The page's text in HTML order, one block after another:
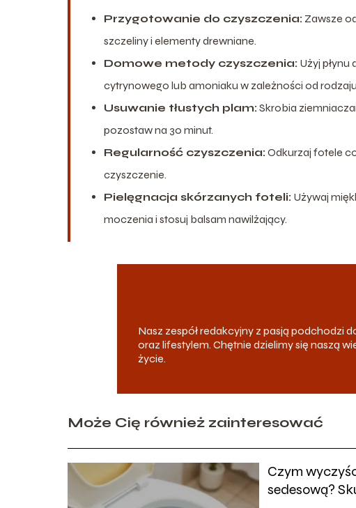
Przygotowanie do czyszczenia: Zawsze
szczeliny i elementy drewniane.
Domowe metody czyszczenia: Użyj
cytrynowego lub amoniaku w zależności od
Usuwanie tłustych plam: Skrobia
pozostaw na 30 minut.
Regularność czyszczenia: Odkurzaj fotele
czyszczenie.
Pielęgnacja skórzanych foteli: Używaj
moczenia i stosuj balsam nawilżający.
Nasz zespół redakcyjny z pasją
oraz lifestylem. Chętnie dzielimy się naszą
życie.
Może Cię również zainteresować
Czym
sedesową?